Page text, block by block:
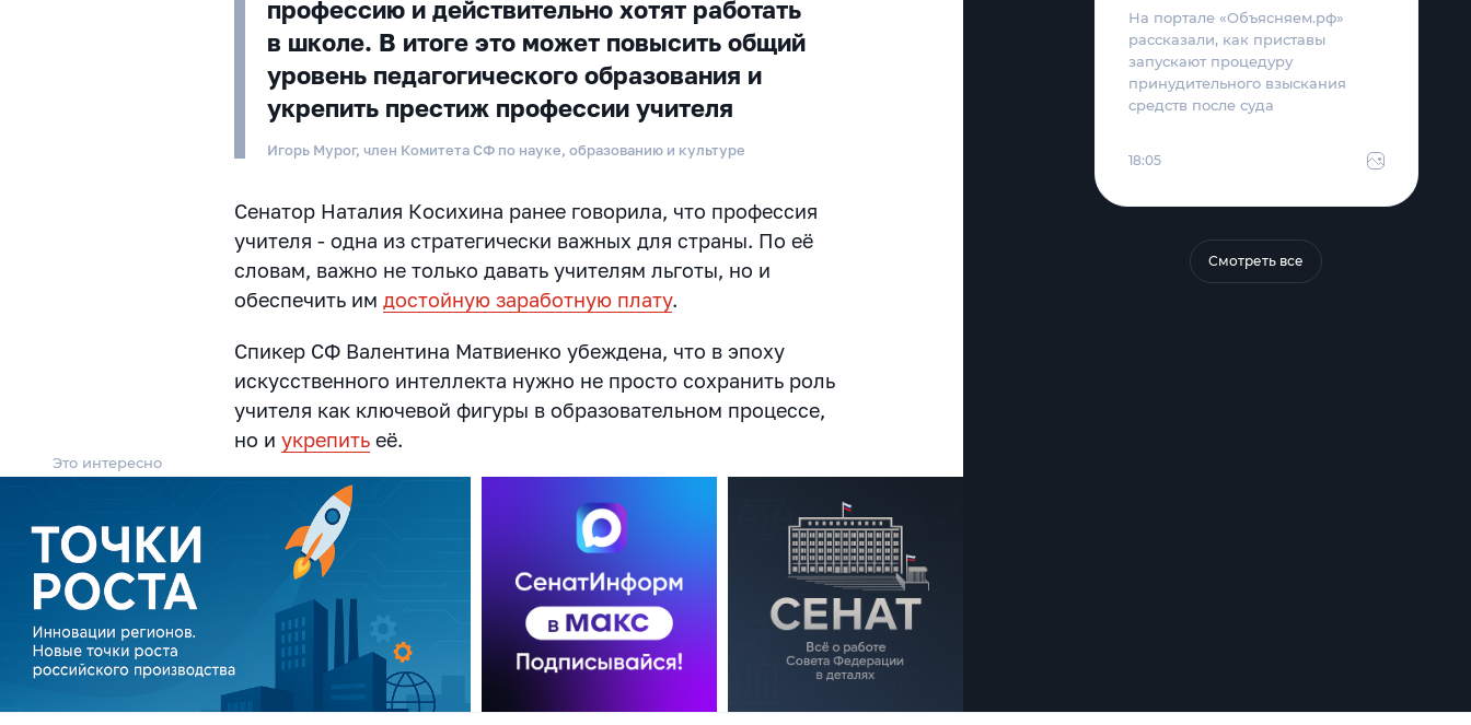
профессию и действительно хотят работать
в школе. В итоге это может повысить общий
уровень педагогического образования и
укрепить престиж профессии учителя
Игорь Мурог, член Комитета СФ по науке, образованию и культуре
Сенатор Наталия Косихина ранее говорила, что профессия
учителя - одна из стратегически важных для страны. По её
словам, важно не только давать учителям льготы, но и
обеспечить имдостойную заработную плату.
Спикер СФ Валентина Матвиенко убеждена, что в эпоху
искусственного интеллекта нужно не просто сохранить роль
учителя как ключевой фигуры в образовательном процессе,
но иукрепить её.
Это интересно
На портале «Объясняем.рф»
рассказали, как приставы
запускают процедуру
принудительного взыскания
средств после суда
18:05
Смотреть все